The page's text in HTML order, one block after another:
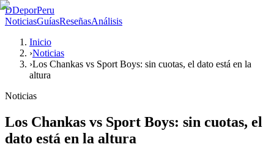
DDeporPeru
NoticiasGuíasReseñasAnálisis
Inicio
›Noticias
›Los Chankas vs Sport Boys: sin cuotas, el dato está en la
altura
Noticias
Los Chankas vs Sport Boys: sin cuotas, el
dato está en la altura